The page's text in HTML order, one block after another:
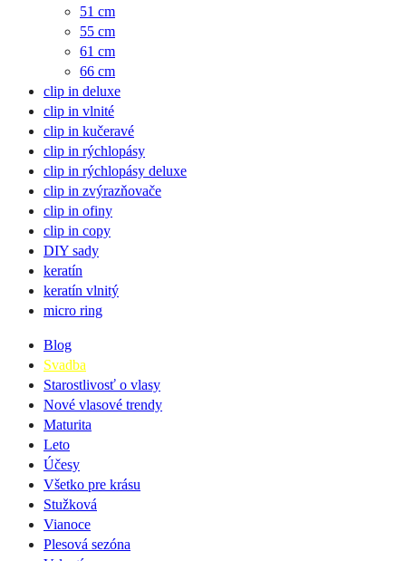
51 cm
55 cm
61 cm
66 cm
clip in deluxe
clip in vlnité
clip in kučeravé
clip in rýchlopásy
clip in rýchlopásy deluxe
clip in zvýrazňovače
clip in ofiny
clip in copy
DIY sady
keratín
keratín vlnitý
micro ring
Blog
Svadba
Starostlivosť o vlasy
Nové vlasové trendy
Maturita
Leto
Účesy
Všetko pre krásu
Stužková
Vianoce
Plesová sezóna